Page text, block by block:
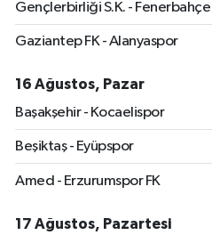
Gençlerbirliği S.K. - Fenerbahçe
Gaziantep FK - Alanyaspor
16 Ağustos, Pazar
Başakşehir - Kocaelispor
Beşiktaş - Eyüpspor
Amed - Erzurumspor FK
17 Ağustos, Pazartesi